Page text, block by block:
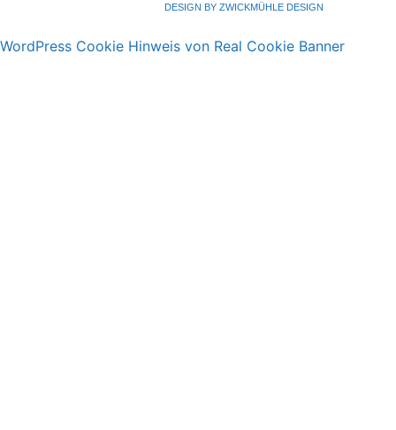
DESIGN BY ZWICKMÜHLE DESIGN
WordPress Cookie Hinweis von Real Cookie Banner